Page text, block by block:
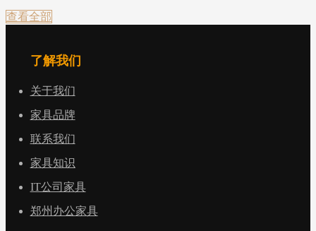
查看全部
了解我们
关于我们
家具品牌
联系我们
家具知识
IT公司家具
郑州办公家具